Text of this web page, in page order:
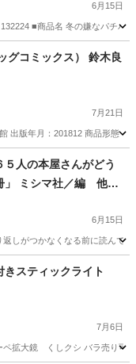
ベージュチェック長
フリンジ約10センチ
6月15日
■商品名 冬の嫌なパチパ
ルワーク
コミックス） 鈴木良
7月21日
出版年月：201812 商品形態
、アニメ
人の本屋さんがどう
」 ミシマ社／編 他全
6月15日
返しがつかなくなる前に読ん
スティックライト
7月6日
大鏡 くしクシ バラ売り可能